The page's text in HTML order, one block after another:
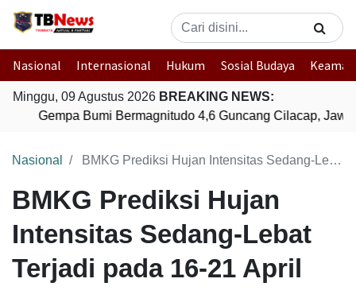
Nasional Internasional Hukum Sosial Budaya
Minggu, 09 Agustus 2026 BREAKING NEWS:
Gempa Bumi Bermagnitudo 4,6 Guncang Cilacap, Jawa
Nasional BMKG Prediksi Hujan Intensitas Sedang-Lebat Terjadi pada 16-21 April
BMKG Prediksi Hujan
Intensitas Sedang-Lebat
Terjadi pada 16-21 April